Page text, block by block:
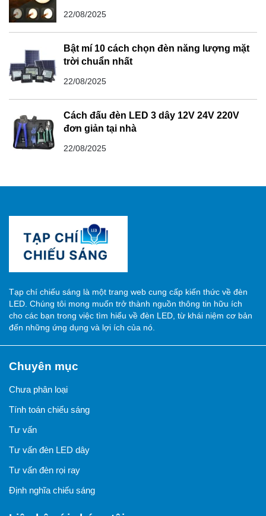
22/08/2025
Bật mí 10 cách chọn đèn năng lượng mặt
trời chuẩn nhất
22/08/2025
Cách đấu đèn LED 3 dây 12V 24V 220V
đơn giản tại nhà
22/08/2025
Tạp chí chiếu sáng là một trang web cung cấp kiến thức về đèn
LED. Chúng tôi mong muốn trở thành nguồn thông tin hữu ích
cho các bạn trong việc tìm hiểu về đèn LED, từ khái niệm cơ bản
đến những ứng dụng và lợi ích của nó.
Chuyên mục
Chưa phân loại
Tính toán chiếu sáng
Tư vấn
Tư vấn đèn LED dây
Tư vấn đèn rọi ray
Định nghĩa chiếu sáng